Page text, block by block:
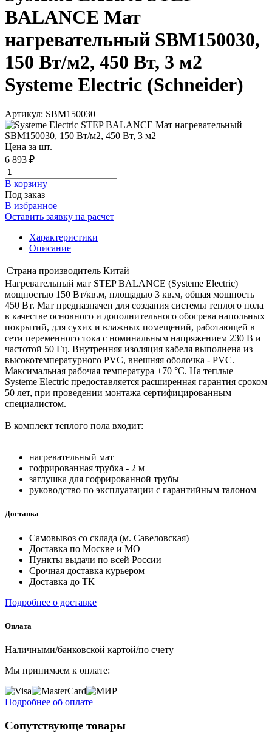
BALANCE Мат
нагревательный SBM150030,
150 Вт/м2, 450 Вт, 3 м2
Systeme Electric (Schneider)
Артикул: SBM150030
Цена за шт.
6 893 ₽
В корзинy
Под заказ
В избранное
Оставить заявку на расчет
Характеристики
Описание
Страна производитель Китай
Нагревательный мат STEP BALANCE (Systeme Electric)
мощностью 150 Вт/кв.м, площадью 3 кв.м, общая мощность
450 Вт. Мат предназначен для создания системы теплого пола
в качестве основного и дополнительного обогрева напольных
покрытий, для сухих и влажных помещений, работающей в
сети переменного тока с номинальным напряжением 230 В и
частотой 50 Гц. Внутренняя изоляция кабеля выполнена из
высокотемпературного PVC, внешняя оболочка - PVC.
Максимальная рабочая температура +70 °C. На теплые
Systeme Electric предоставляется расширенная гарантия сроком
50 лет, при проведении монтажа сертифицированным
специалистом.
В комплект теплого пола входит:
нагревательный мат
гофрированная трубка - 2 м
заглушка для гофрированной трубы
руководство по эксплуатации с гарантийным талоном
Доставка
Самовывоз со склада (м. Савеловская)
Доставка по Москве и МО
Пункты выдачи по всей России
Срочная доставка курьером
Доставка до ТК
Подробнее о доставке
Оплата
Наличными/банковской картой/по счету
Мы принимаем к оплате:
Подробнее об оплате
Сопутствующе товары